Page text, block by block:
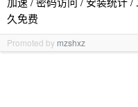
久免费
Promoted by mzshxz